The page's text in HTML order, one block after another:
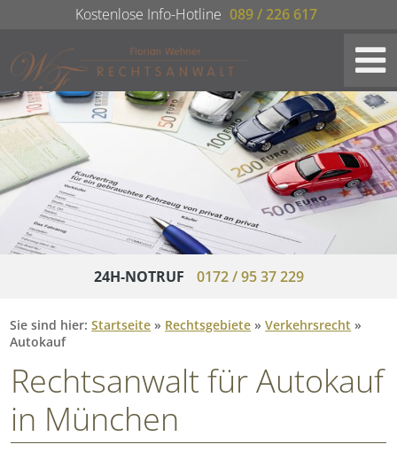
Kostenlose Info-Hotline 089 / 226 617
24H-NOTRUF 0172 / 95 37 229
Sie sind hier:Startseite » Rechtsgebiete »Verkehrsrecht »
Autokauf
Rechtsanwalt für Autokauf
in München